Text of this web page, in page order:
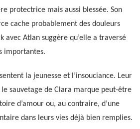
protectrice mais aussi blessée. Son
cache probablement des douleurs
avec Atlan suggère qu’elle a traversé
importantes.
la jeunesse et l’insouciance. Leur
sauvetage de Clara marque peut-être
d’amour ou, au contraire, d’une
dans leurs vies déjà bien remplies.